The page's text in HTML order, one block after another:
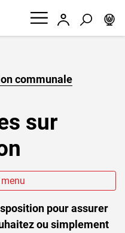
Connexion
communale
sur
pour assurer
ou simplement